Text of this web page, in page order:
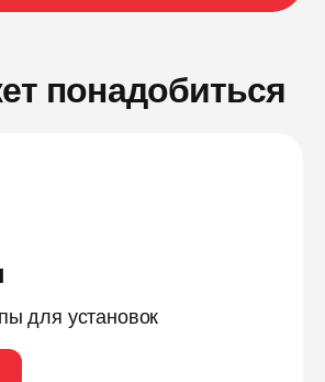
понадобиться
для установок